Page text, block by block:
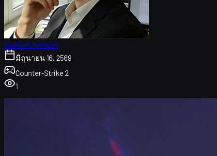
Michael Johnson
มิถุนายน 16, 2569
Counter-Strike 2
1
ฟอร์มส่วนตัวของ mezii และการแก้เกมของตัวเอง